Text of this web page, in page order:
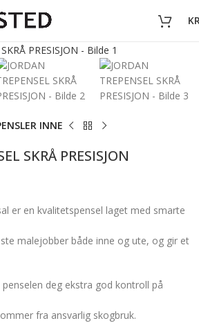
INNE
SKRÅ PRESISJON
er en kvalitetspensel laget med smarte
malejobber både inne og ute, og gir et
deg ekstra god kontroll på
fra ansvarlig skogbruk.